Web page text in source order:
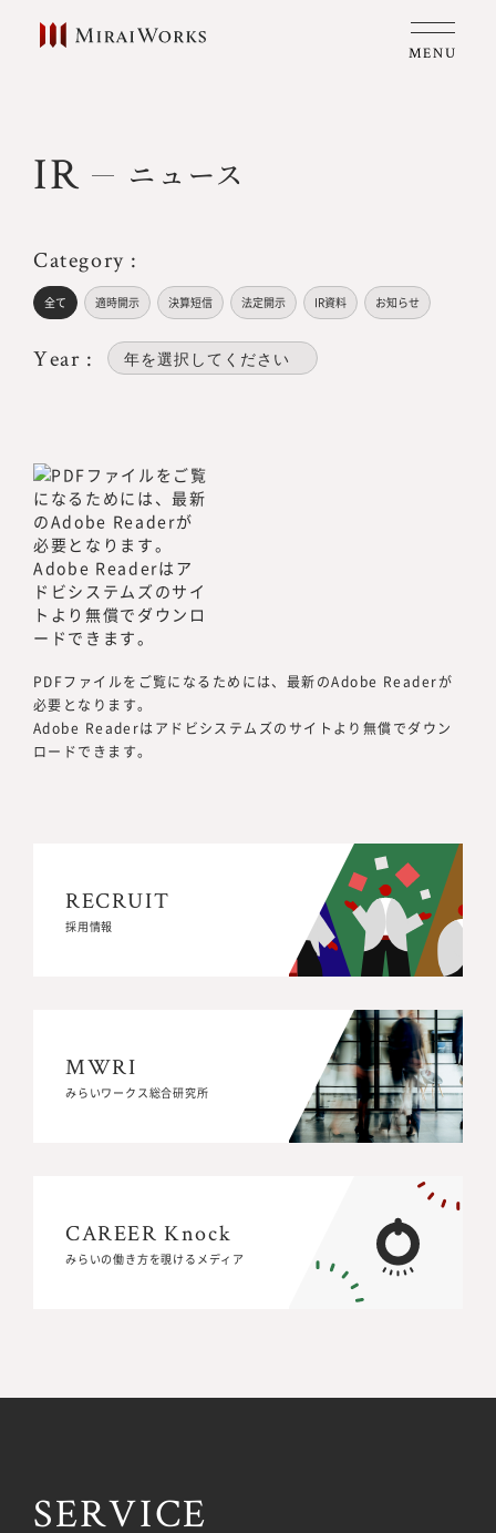
MENU
IR ニュース
Category :
全て 適時開示 決算短信 法定開示 IR資料 お知らせ
Year :
PDFファイルをご覧になるためには、最新のAdobe Readerが
必要となります。
Adobe Readerはアドビシステムズのサイトより無償でダウン
ロードできます。
RECRUIT
採用情報
RECRUIT
採用情報
MWRI
みらいワークス総合研究所
MWRI
みらいワークス総合研究所
CAREER Knock
みらいの働き方を覗けるメディア
CAREER Knock
みらいの働き方を覗けるメディア
SERVICE